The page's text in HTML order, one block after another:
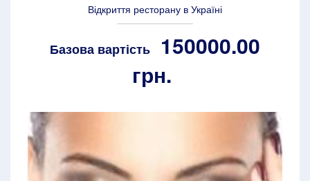
Відкриття ресторану в Україні
Базова вартість
150000.00
грн.